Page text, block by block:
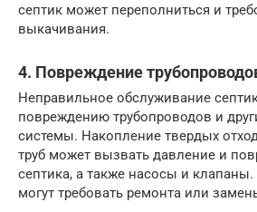
септик может переполниться и
выкачивания.
4. Повреждение
Неправильное обслуживание
повреждению трубопроводов и
системы. Накопление твердых
труб может вызвать давление и
септика, а также насосы и
могут требовать ремонта или